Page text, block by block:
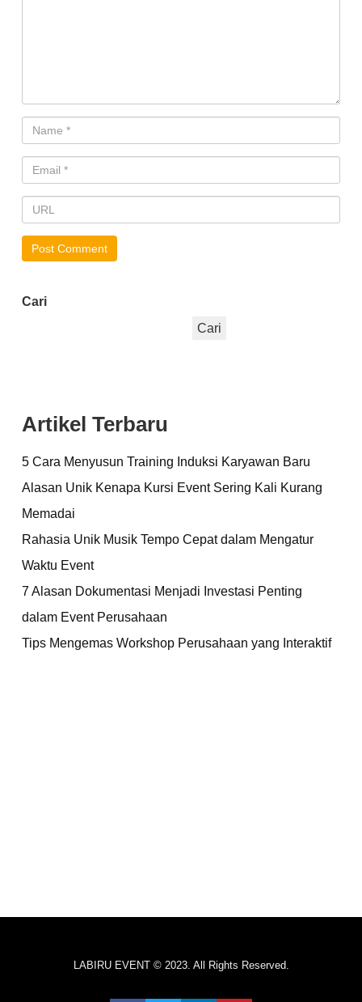
Cari
Cari
Artikel Terbaru
5 Cara Menyusun Training Induksi Karyawan Baru
Alasan Unik Kenapa Kursi Event Sering Kali Kurang
Memadai
Rahasia Unik Musik Tempo Cepat dalam Mengatur
Waktu Event
7 Alasan Dokumentasi Menjadi Investasi Penting
dalam Event Perusahaan
Tips Mengemas Workshop Perusahaan yang Interaktif
LABIRU EVENT © 2023. All Rights Reserved.